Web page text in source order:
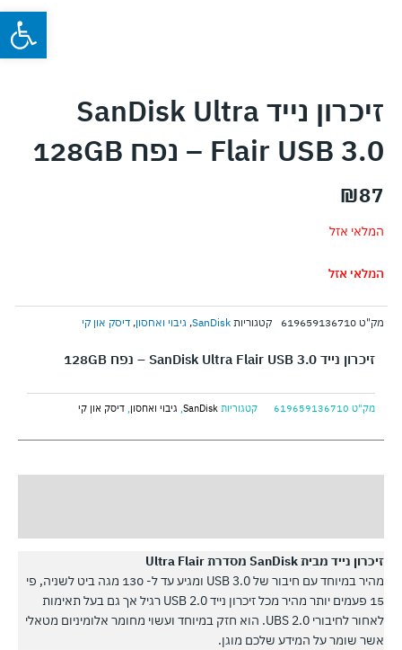
זיכרון נייד SanDisk Ultra
Flair USB 3.0 – נפח 128GB
₪87
המלאי אזל
המלאי אזל
מק"ט619659136710 קטגוריותSanDisk
, גיבוי ואחסון, דיסק און קי
זיכרון נייד SanDisk Ultra Flair USB 3.0 – נפח 128GB
מק"ט 619659136710 קטגוריות SanDisk
, גיבוי ואחסון, דיסק און קי
זיכרון נייד מבית SanDisk מסדרת Ultra Flair
מהיר במיוחד עם חיבור של USB 3.0 ומגיע עד ל- 130 מגה ביט לשניה, פי
15 פעמים יותר מהיר מכל זיכרון נייד USB 2.0 רגיל אך גם בעל תאימות
לאחור לחיבורי UBS 2.0. הוא חזק במיוחד ועשוי מחומר אלומיניום מטאלי
אשר שומר על המידע שלכם מוגן.